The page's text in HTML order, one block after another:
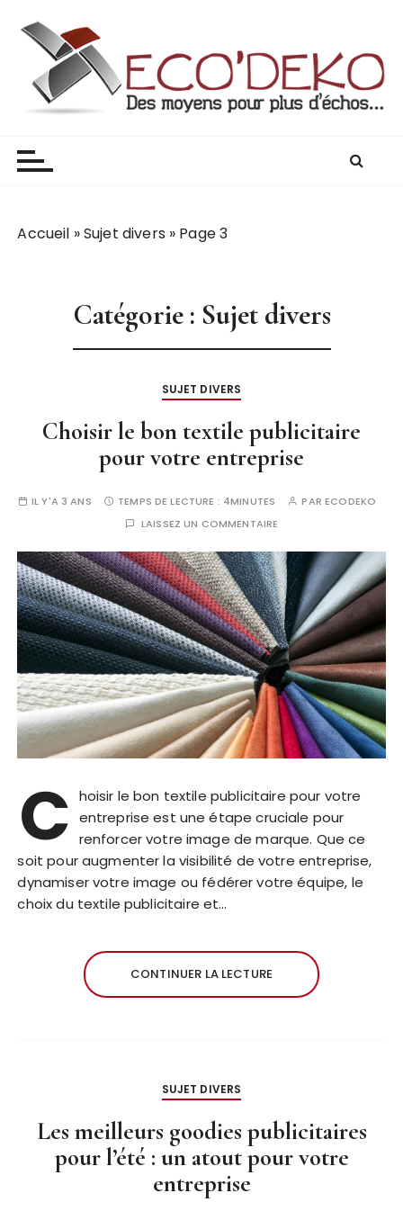
Accueil »Sujet divers » Page 3
Catégorie : Sujet divers
SUJET DIVERS
Choisir le bon textile publicitaire
pour votre entreprise
IL Y'A 3 ANS TEMPS DE LECTURE : 4MINUTES PARECODEKO
LAISSEZ UN COMMENTAIRE
C hoisir le bon textile publicitaire pour votre
entreprise est une étape cruciale pour
renforcer votre image de marque. Que ce
soit pour augmenter la visibilité de votre entreprise,
dynamiser votre image ou fédérer votre équipe, le
choix du textile publicitaire et…
CONTINUER LA LECTURE
SUJET DIVERS
Les meilleurs goodies publicitaires
pour l’été : un atout pour votre
entreprise